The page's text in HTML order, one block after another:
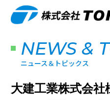
NEWS &
ニュース＆トピックス
大建工業株式会